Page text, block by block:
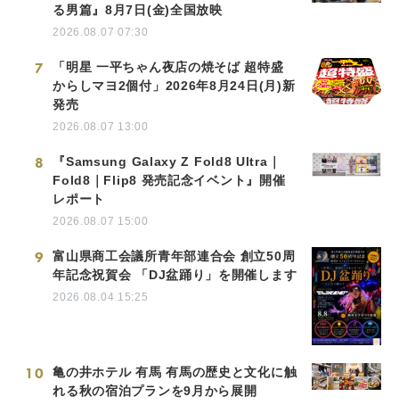
る男篇』8月7日(金)全国放映
2026.08.07 07:30
7
「明星 一平ちゃん夜店の焼そば 超特盛
からしマヨ2個付」2026年8月24日(月)新
発売
2026.08.07 13:00
8
『Samsung Galaxy Z Fold8 Ultra｜
Fold8｜Flip8 発売記念イベント』開催
レポート
2026.08.07 15:00
9
富山県商工会議所青年部連合会 創立50周
年記念祝賀会 「DJ盆踊り」を開催します
2026.08.04 15:25
10
亀の井ホテル 有馬 有馬の歴史と文化に触
れる秋の宿泊プランを9月から展開